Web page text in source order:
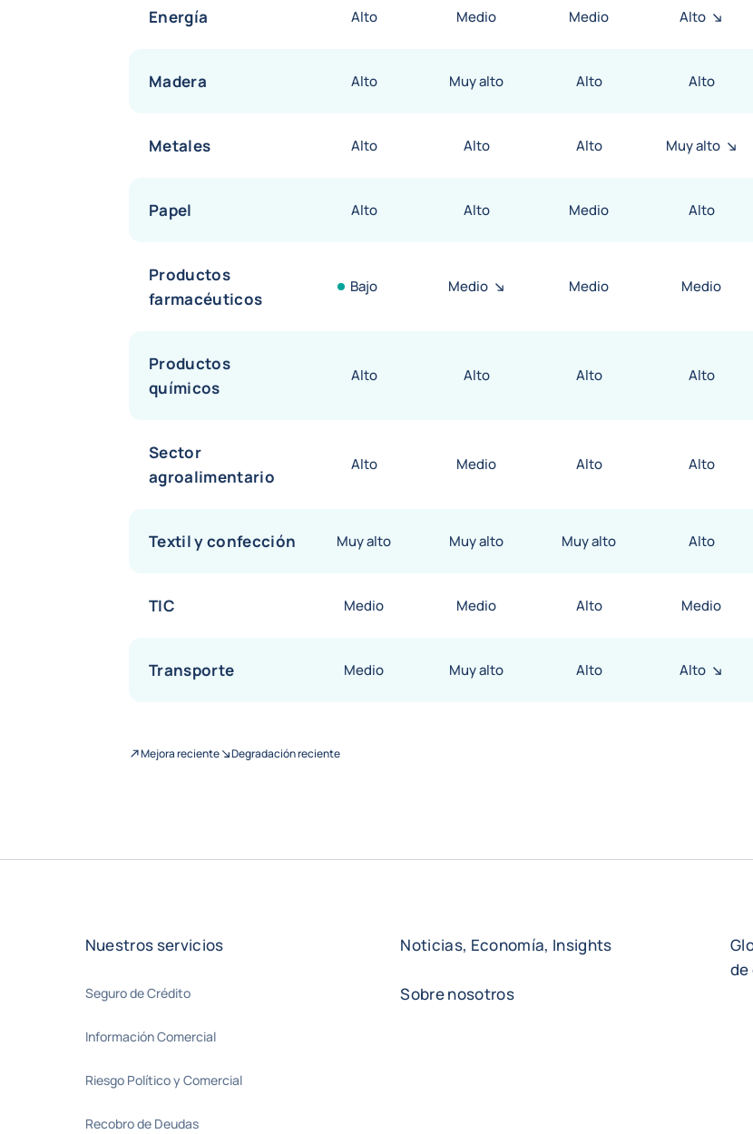
Energía Alto Medio Medio Alto
Madera Alto Muy alto Alto Alto
Metales Alto Alto Alto Muy alto
Papel Alto Alto Medio Alto
Productos
farmacéuticos
Bajo Medio Medio Medio
Productos
químicos
Alto Alto Alto Alto
Sector
agroalimentario
Alto Medio Alto Alto
Textil y confección Muy alto Muy alto Muy alto Alto
TIC Medio Medio Alto Medio
Transporte Medio Muy alto Alto Alto
Mejora reciente Degradación reciente
Nuestros servicios
Seguro de Crédito
Información Comercial
Riesgo Político y Comercial
Recobro de Deudas
Noticias, Economía, Insights
Sobre nosotros
de